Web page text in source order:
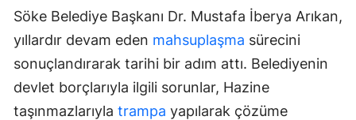
Söke Belediye Başkanı Dr. Mustafa İberya Arıkan,
yıllardır devam eden mahsuplaşma sürecini
sonuçlandırarak tarihi bir adım attı. Belediyenin
devlet borçlarıyla ilgili sorunlar, Hazine
taşınmazlarıyla trampa yapılarak çözüme